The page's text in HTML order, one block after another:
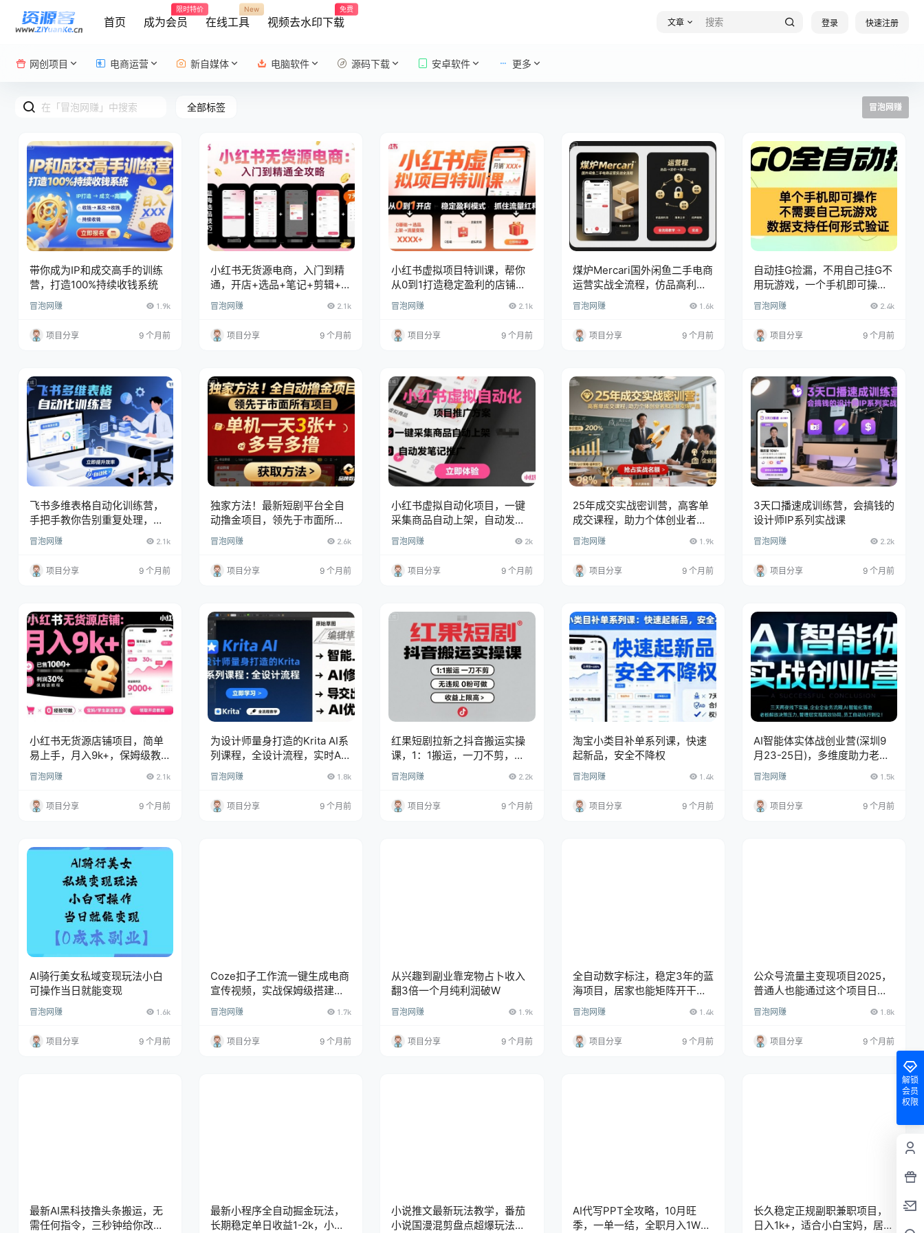
首页 成为会员
限时特价
在线工具
New
视频去水印下载
免费
文章 登录 快速注册
网创项目 电商运营 新自媒体 电脑软件 源码下载 安卓软件 更多
全部标签 冒泡网赚
带你成为IP和成交高手的训练
营，打造100%持续收钱系统
冒泡网赚 1.9k
项目分享 9 个月前
小红书无货源电商，入门到精
通，开店+选品+笔记+剪辑+赛
道+内容
冒泡网赚 2.1k
项目分享 9 个月前
小红书虚拟项目特训课，帮你
从0到1打造稳定盈利的店铺，
抓住流量红利(更新9月)
冒泡网赚 2.1k
项目分享 9 个月前
煤炉Mercari国外闲鱼二手电商
运营实战全流程，仿品高利
润，简单上手，闷声搞钱
冒泡网赚 1.6k
项目分享 9 个月前
自动挂G捡漏，不用自己挂G不
用玩游戏，一个手机即可操
作，新手小白轻松月入1W+
【揭秘】
冒泡网赚 2.4k
项目分享 9 个月前
飞书多维表格自动化训练营，
手把手教你告别重复处理，用
多维表格开启高效办公新模式
冒泡网赚 2.1k
项目分享 9 个月前
独家方法！最新短剧平台全自
动撸金项目，领先于市面所有
挂G项目，单机一天3张+，多
号多撸【揭秘】
冒泡网赚 2.6k
项目分享 9 个月前
小红书虚拟自动化项目，一键
采集商品自动上架，自动发笔
记推广
冒泡网赚 2k
项目分享 9 个月前
25年成交实战密训营，高客单
成交课程，助力个体创业者和
企业卖爆产品
冒泡网赚 1.9k
项目分享 9 个月前
3天口播速成训练营，会搞钱的
设计师IP系列实战课
冒泡网赚 2.2k
项目分享 9 个月前
小红书无货源店铺项目，简单
易上手，月入9k+，保姆级教
程
冒泡网赚 2.1k
项目分享 9 个月前
为设计师量身打造的Krita AI系
列课程，全设计流程，实时AI
手绘
冒泡网赚 1.8k
项目分享 9 个月前
红果短剧拉新之抖音搬运实操
课，1：1搬运，一刀不剪，无
违规，0粉可做，收益上限高
冒泡网赚 2.2k
项目分享 9 个月前
淘宝小类目补单系列课，快速
起新品，安全不降权
冒泡网赚 1.4k
项目分享 9 个月前
AI智能体实体战创业营(深圳9
月23-25日)，多维度助力老
板、管理层、员工提升效能
冒泡网赚 1.5k
项目分享 9 个月前
AI骑行美女私域变现玩法小白
可操作当日就能变现
冒泡网赚 1.6k
项目分享 9 个月前
Coze扣子工作流一键生成电商
宣传视频，实战保姆级搭建教
程
冒泡网赚 1.7k
项目分享 9 个月前
从兴趣到副业靠宠物占卜收入
翻3倍一个月纯利润破W
冒泡网赚 1.9k
项目分享 9 个月前
全自动数字标注，稳定3年的蓝
海项目，居家也能矩阵开干的
副业，单机日入3张+【揭秘】
冒泡网赚 1.4k
项目分享 9 个月前
公众号流量主变现项目2025，
普通人也能通过这个项目日入
四位数(更新)
冒泡网赚 1.8k
项目分享 9 个月前
最新AI黑科技撸头条搬运，无
需任何指令，三秒钟给你改头
最新小程序全自动掘金玩法，
长期稳定单日收益1-2k，小白
小说推文最新玩法教学，番茄
小说国漫混剪盘点超爆玩法，
AI代写PPT全攻略，10月旺
季，一单一结，全职月入1W，
长久稳定正规副职兼职项目，
日入1k+，适合小白宝妈，居家
解锁
会员
权限